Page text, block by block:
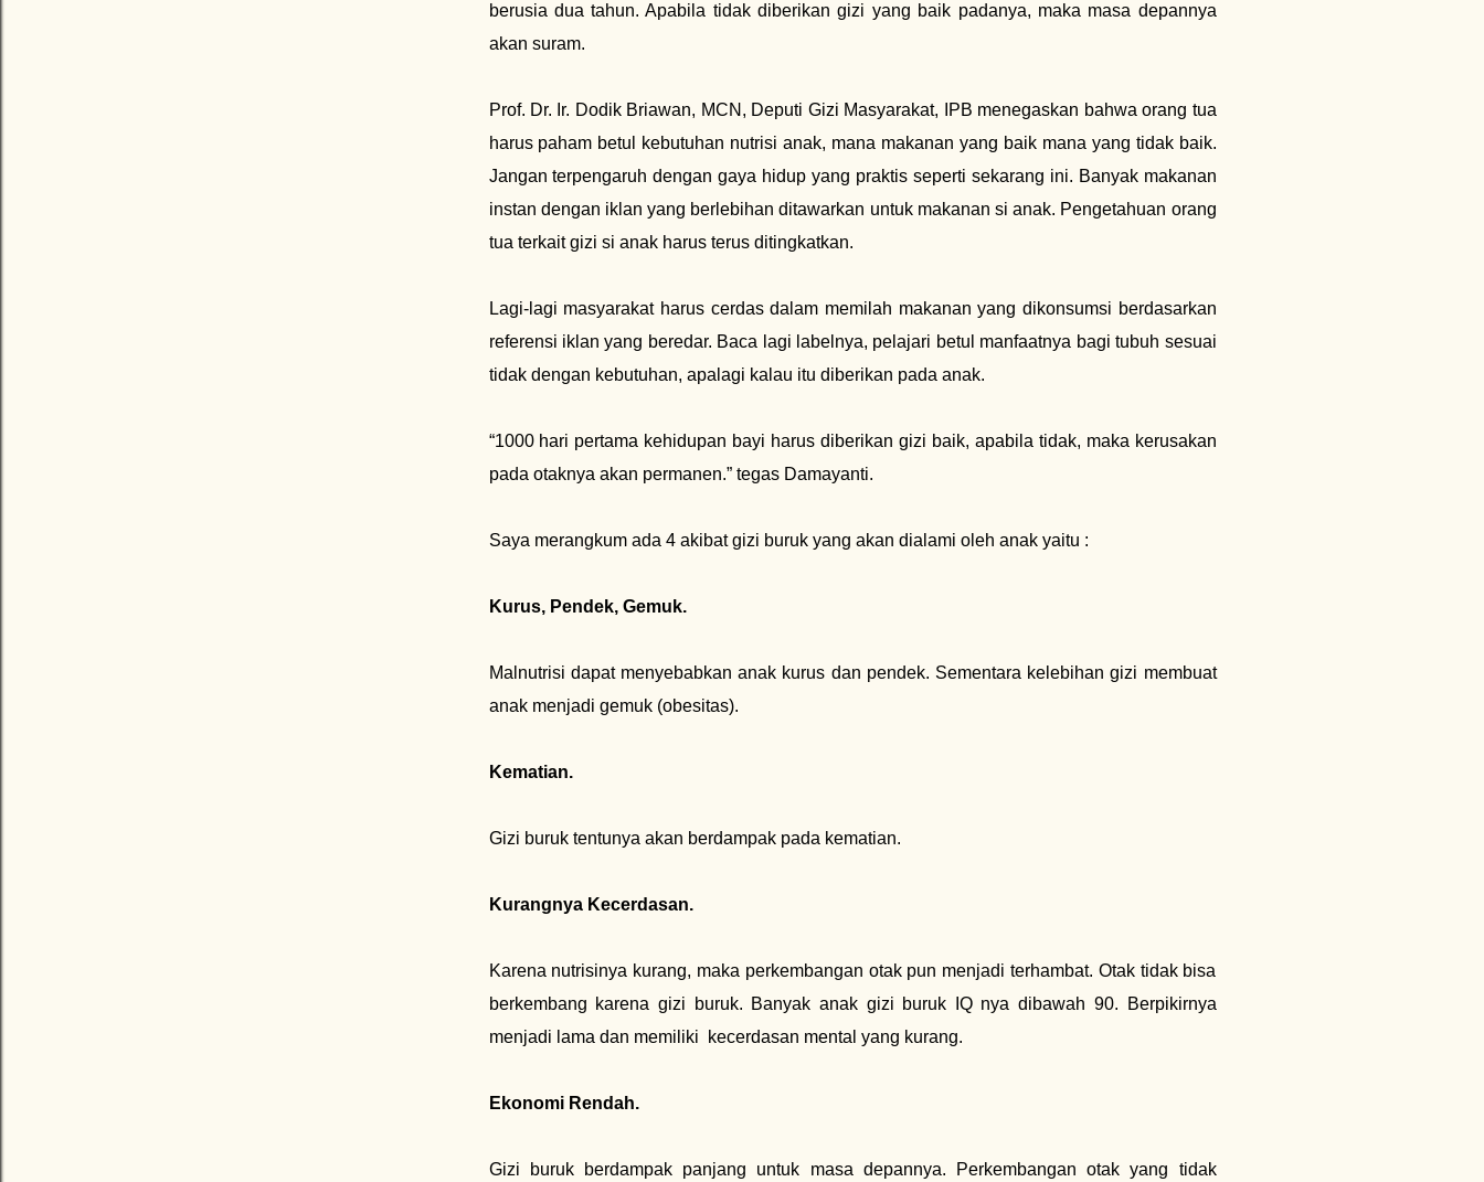
berusia dua tahun. Apabila tidak diberikan gizi yang baik padanya, maka masa depannya
akan suram.
Prof. Dr. Ir. Dodik Briawan, MCN, Deputi Gizi Masyarakat, IPB menegaskan bahwa orang tua
harus paham betul kebutuhan nutrisi anak, mana makanan yang baik mana yang tidak baik.
Jangan terpengaruh dengan gaya hidup yang praktis seperti sekarang ini. Banyak makanan
instan dengan iklan yang berlebihan ditawarkan untuk makanan si anak. Pengetahuan orang
tua terkait gizi si anak harus terus ditingkatkan.
Lagi-lagi masyarakat harus cerdas dalam memilah makanan yang dikonsumsi berdasarkan
referensi iklan yang beredar. Baca lagi labelnya, pelajari betul manfaatnya bagi tubuh sesuai
tidak dengan kebutuhan, apalagi kalau itu diberikan pada anak.
“1000 hari pertama kehidupan bayi harus diberikan gizi baik, apabila tidak, maka kerusakan
pada otaknya akan permanen.” tegas Damayanti.
Saya merangkum ada 4 akibat gizi buruk yang akan dialami oleh anak yaitu :
Kurus, Pendek, Gemuk.
Malnutrisi dapat menyebabkan anak kurus dan pendek. Sementara kelebihan gizi membuat
anak menjadi gemuk (obesitas).
Kematian.
Gizi buruk tentunya akan berdampak pada kematian.
Kurangnya Kecerdasan.
Karena nutrisinya kurang, maka perkembangan otak pun menjadi terhambat. Otak tidak bisa
berkembang karena gizi buruk. Banyak anak gizi buruk IQ nya dibawah 90. Berpikirnya
menjadi lama dan memiliki kecerdasan mental yang kurang.
Ekonomi Rendah.
Gizi buruk berdampak panjang untuk masa depannya. Perkembangan otak yang tidak